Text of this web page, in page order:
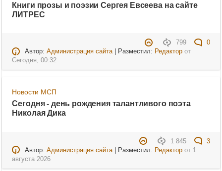
Книги прозы и поэзии Сергея Евсеева на сайте
ЛИТРЕС
799
0
Автор: Администрация сайта| Разместил: Редакторот
Сегодня, 00:32
Новости МСП
Сегодня - день рождения талантливого поэта
Николая Дика
1 845
3
Автор: Администрация сайта| Разместил: Редакторот 1
августа 2026